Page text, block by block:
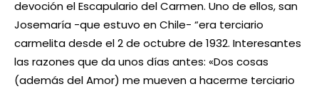
devoción el Escapulario del Carmen. Uno de ellos, san
Josemaría -que estuvo en Chile- “era terciario
carmelita desde el 2 de octubre de 1932. Interesantes
las razones que da unos días antes: «Dos cosas
(además del Amor) me mueven a hacerme terciario